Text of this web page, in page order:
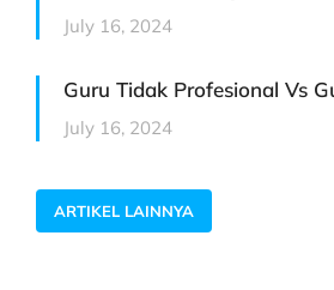
July 16, 2024
Guru Tidak Profesional Vs
July 16, 2024
ARTIKEL LAINNYA